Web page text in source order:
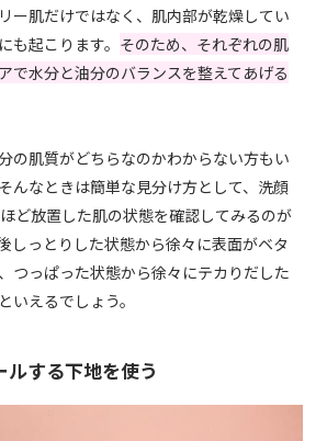
ー肌だけではなく、肌内部が乾燥してい
も起こります。 そのため、それぞれの肌
で水分と油分のバランスを整えてあげる
の肌質がどちらなのかわからない方もい
んなときは簡単な見分け方として、洗顔
ど放置した肌の状態を確認してみるのが
しっとりした状態から徐々に表面がベタ
つっぱった状態から徐々にテカりだした
いえるでしょう。
する下地を使う